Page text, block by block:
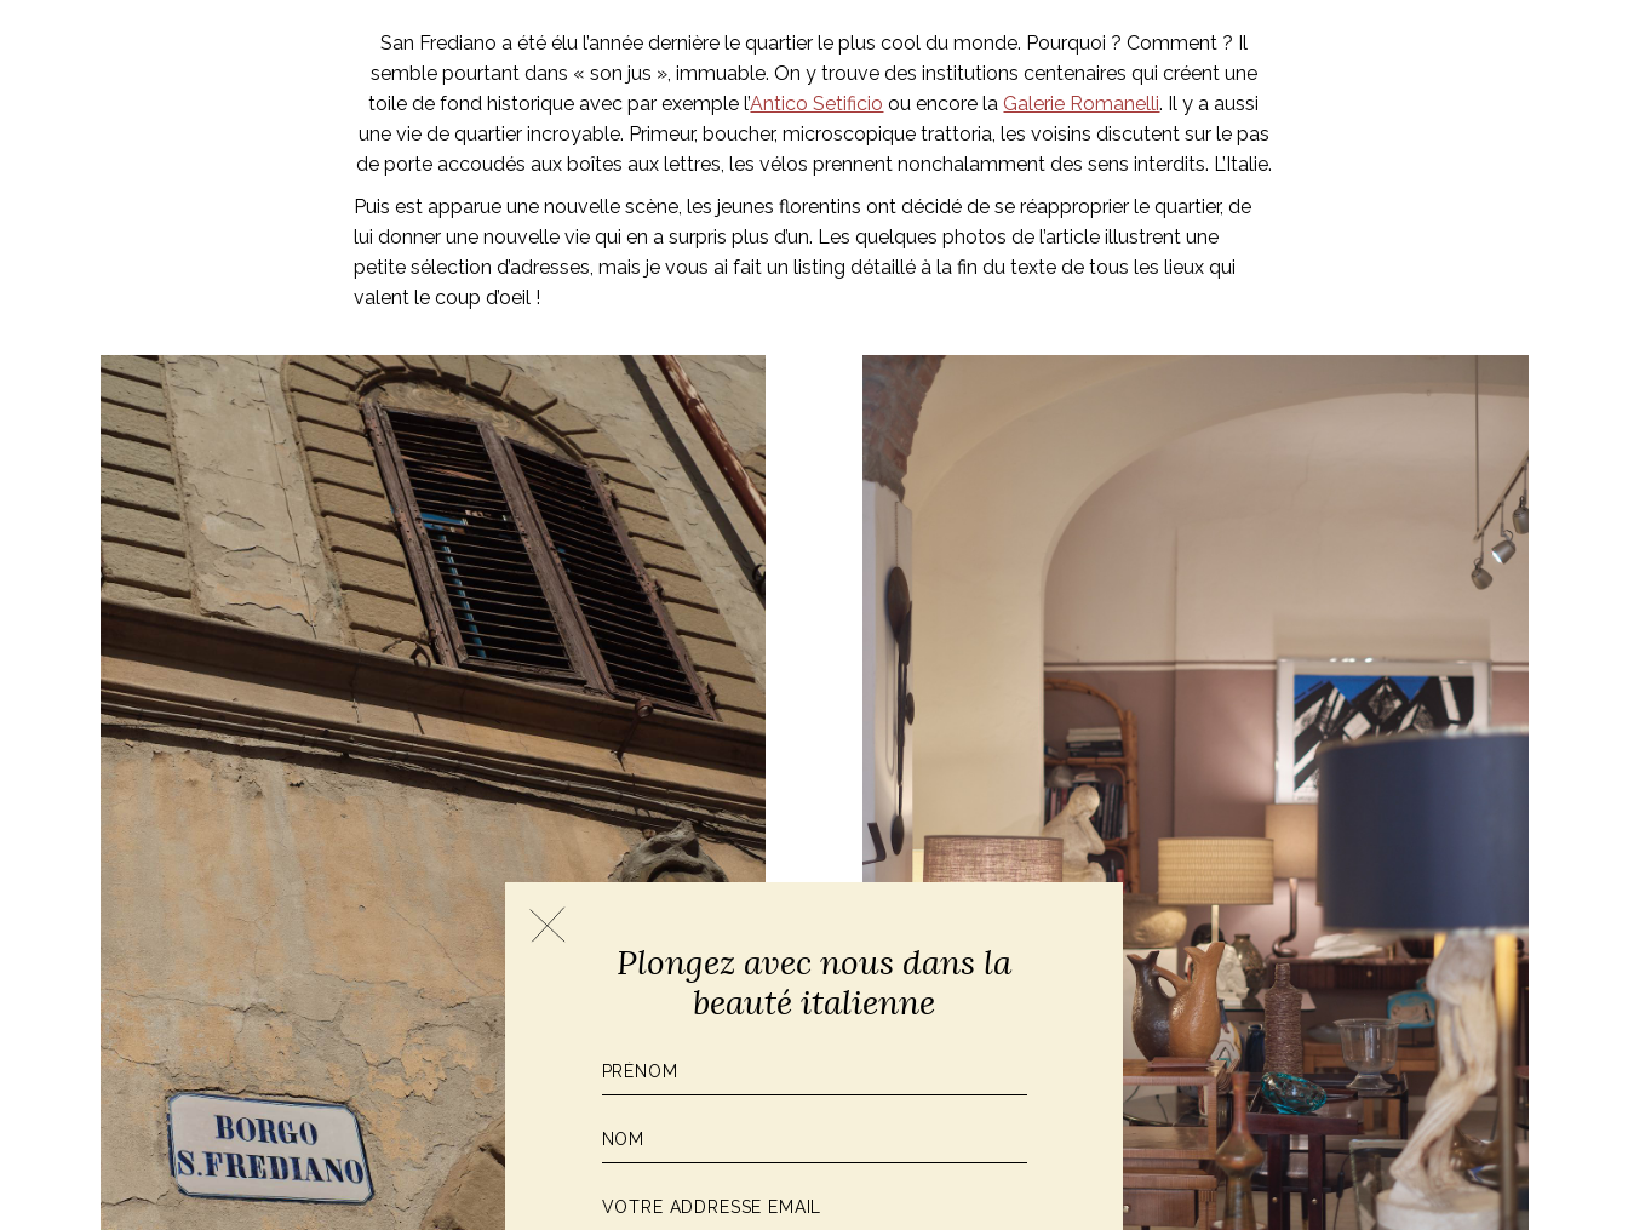
San Frediano a été élu l’année dernière le quartier le plus cool du monde. Pourquoi ? Comment ? Il
semble pourtant dans « son jus », immuable. On y trouve des institutions centenaires qui créent une
toile de fond historique avec par exemple l’Antico Setificio ou encore la Galerie Romanelli. Il y a aussi
une vie de quartier incroyable. Primeur, boucher, microscopique trattoria, les voisins discutent sur le pas
de porte accoudés aux boîtes aux lettres, les vélos prennent nonchalamment des sens interdits. L’Italie.
Puis est apparue une nouvelle scène, les jeunes florentins ont décidé de se réapproprier le quartier, de
lui donner une nouvelle vie qui en a surpris plus d’un. Les quelques photos de l’article illustrent une
petite sélection d’adresses, mais je vous ai fait un listing détaillé à la fin du texte de tous les lieux qui
valent le coup d’oeil !
Plongez avec nous dans la
beauté italienne